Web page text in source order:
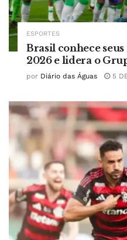
ESPORTES
Brasil conhece
2026 e lidera o
por Diário das Águas 5